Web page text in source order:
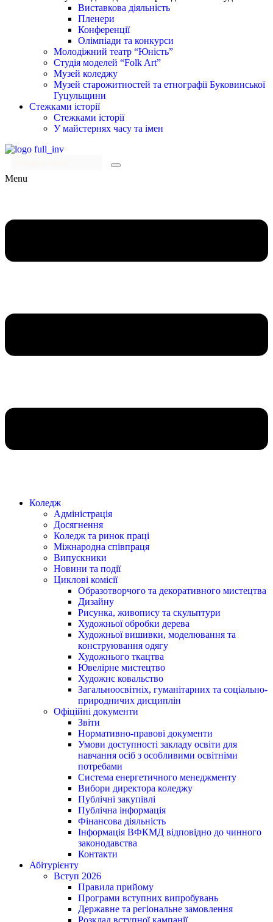
Виставкова діяльність
Пленери
Конференції
Олімпіади та конкурси
Молодіжний театр “Юність”
Студія моделей “Folk Art”
Музей коледжу
Музей старожитностей та етнографії Буковинської
Гуцульщини
Стежками історії
Стежками історії
У майстернях часу та імен
Menu
Коледж
Адміністрація
Досягнення
Коледж та ринок праці
Міжнародна співпраця
Випускники
Новини та події
Циклові комісії
Образотворчого та декоративного мистецтва
Дизайну
Рисунка, живопису та скульптури
Художньої обробки дерева
Художньої вишивки, моделювання та
конструювання одягу
Художнього ткацтва
Ювелірне мистецтво
Художнє ковальство
Загальноосвітніх, гуманітарних та соціально-
природничих дисциплін
Офіційні документи
Звіти
Нормативно-правові документи
Умови доступності закладу освіти для
навчання осіб з особливими освітніми
потребами
Система енергетичного менеджменту
Вибори директора коледжу
Публічні закупівлі
Публічна інформація
Фінансова діяльність
Інформація ВФКМД відповідно до чинного
законодавства
Контакти
Абітурієнту
Вступ 2026
Правила прийому
Програми вступних випробувань
Державне та регіональне замовлення
Розклад вступної кампанії